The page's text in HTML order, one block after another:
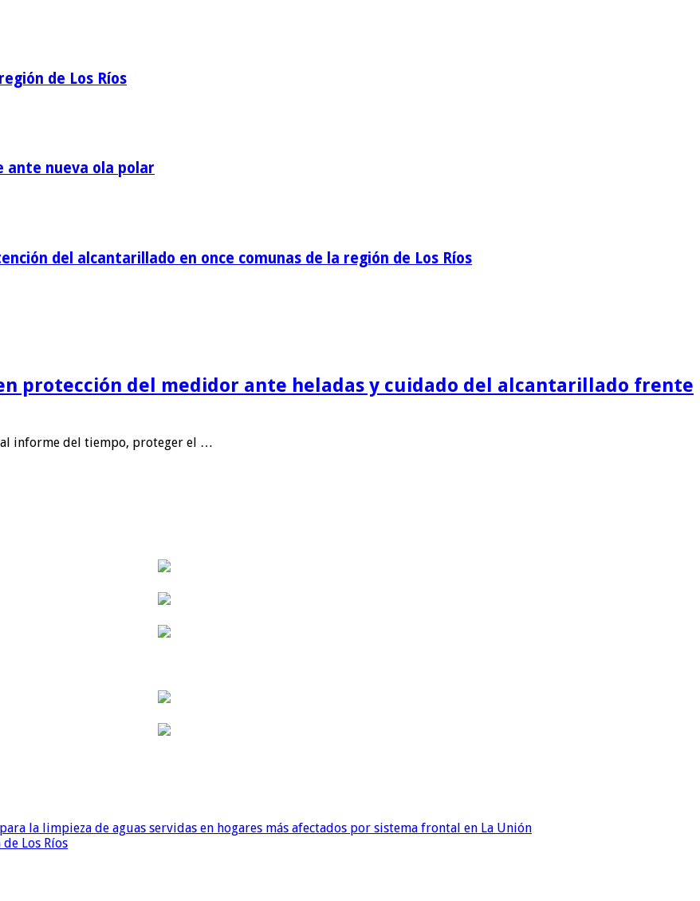
de Los Ríos
ante nueva ola polar
del alcantarillado en once comunas de la región de Los Ríos
protección del medidor ante heladas y cuidado del alcantarillado frente
al informe del tiempo, proteger el …
la limpieza de aguas servidas en hogares más afectados por sistema frontal en La Unión
Los Ríos